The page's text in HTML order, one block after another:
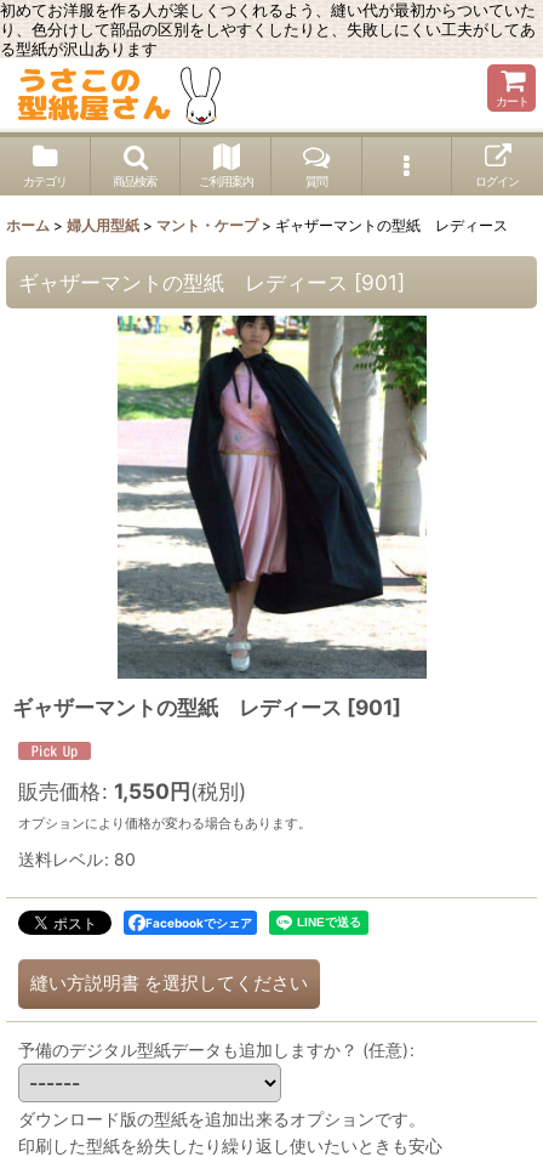
初めてお洋服を作る人が楽しくつくれるよう、縫い代が最初からついていた
り、色分けして部品の区別をしやすくしたりと、失敗しにくい工夫がしてあ
る型紙が沢山あります
カート
カテゴリ 商品検索 ご利用案内 質問 ログイン
ホーム > 婦人用型紙 > マント・ケープ > ギャザーマントの型紙 レディース
ギャザーマントの型紙 レディース [901]
ギャザーマントの型紙 レディース [901]
販売価格: 1,550円(税別)
オプションにより価格が変わる場合もあります。
送料レベル: 80
Facebookでシェア
縫い方説明書 を選択してください
予備のデジタル型紙データも追加しますか？ (任意):
ダウンロード版の型紙を追加出来るオプションです。
印刷した型紙を紛失したり繰り返し使いたいときも安心